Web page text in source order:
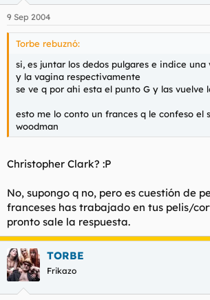
9 Sep 2004
Torbe rebuznó:
si, es juntar los dedos pulgares e indice
y la vagina respectivamente
se ve q por ahi esta el punto G y las vuelve
esto me lo conto un frances q le confeso el
woodman
Christopher Clark? :P
No, supongo q no, pero es cuestión de
franceses has trabajado en tus pelis/
pronto sale la respuesta.
TORBE
Frikazo